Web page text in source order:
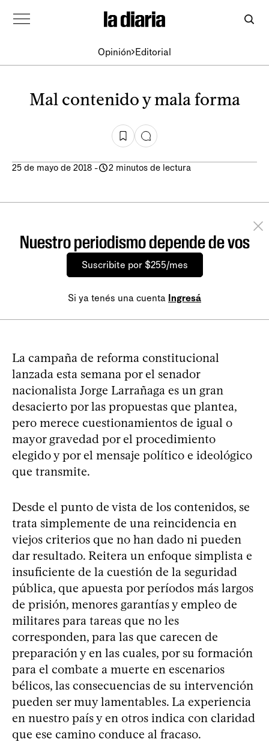
Opinión Editorial
Mal contenido y mala forma
25 de mayo de 2018 - 2 minutos de lectura
Nuestro periodismo depende de vos
Suscribite por $255/mes
Si ya tenés una cuenta Ingresá
La campaña de reforma constitucional
lanzada esta semana por el senador
nacionalista Jorge Larrañaga es un gran
desacierto por las propuestas que plantea,
pero merece cuestionamientos de igual o
mayor gravedad por el procedimiento
elegido y por el mensaje político e ideológico
que transmite.
Desde el punto de vista de los contenidos, se
trata simplemente de una reincidencia en
viejos criterios que no han dado ni pueden
dar resultado. Reitera un enfoque simplista e
insuficiente de la cuestión de la seguridad
pública, que apuesta por períodos más largos
de prisión, menores garantías y empleo de
militares para tareas que no les
corresponden, para las que carecen de
preparación y en las cuales, por su formación
para el combate a muerte en escenarios
bélicos, las consecuencias de su intervención
pueden ser muy lamentables. La experiencia
en nuestro país y en otros indica con claridad
que ese camino conduce al fracaso.